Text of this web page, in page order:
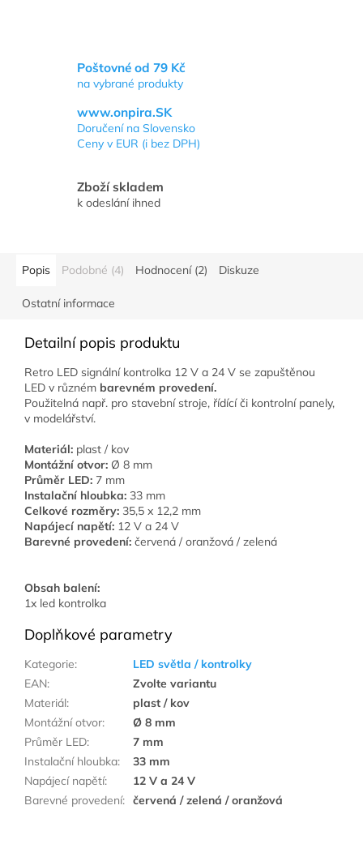
Poštovné od 79 Kč
na vybrané produkty
www.onpira.SK
Doručení na Slovensko
Ceny v EUR (i bez DPH)
Zboží skladem
k odeslání ihned
Popis Podobné (4) Hodnocení (2) Diskuze
Ostatní informace
Detailní popis produktu
Retro LED signální kontrolka 12 V a 24 V se zapuštěnou
LED v různém barevném provedení.
Použitelná např. pro stavební stroje, řídící či kontrolní panely,
v modelářství.
Materiál: plast / kov
Montážní otvor: Ø 8 mm
Průměr LED: 7 mm
Instalační hloubka: 33 mm
Celkové rozměry: 35,5 x 12,2 mm
Napájecí napětí: 12 V a 24 V
Barevné provedení: červená / oranžová / zelená
Obsah balení:
1x led kontrolka
Doplňkové parametry
Kategorie:
LED světla / kontrolky
EAN:
Zvolte variantu
Materiál:
plast / kov
Montážní otvor:
Ø 8 mm
Průměr LED:
7 mm
Instalační hloubka:
33 mm
Napájecí napětí:
12 V a 24 V
Barevné provedení: červená / zelená / oranžová